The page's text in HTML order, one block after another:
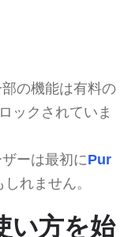
部の機能は有料の
ックされていま
ーは最初にPur
れません。
い方を始